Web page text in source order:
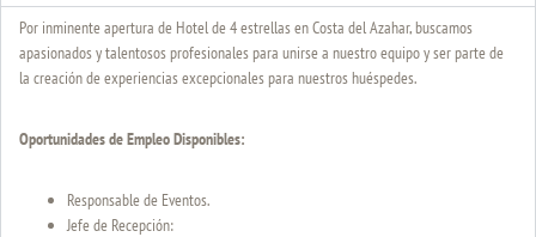
Por inminente apertura de Hotel de 4 estrellas en Costa del Azahar, buscamos
apasionados y talentosos profesionales para unirse a nuestro equipo y ser parte de
la creación de experiencias excepcionales para nuestros huéspedes.
Oportunidades de Empleo Disponibles:
Responsable de Eventos.
Jefe de Recepción: